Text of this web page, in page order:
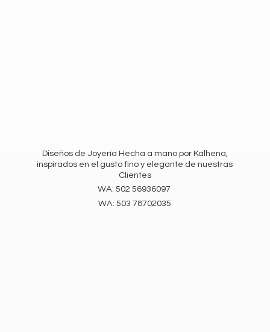
Diseños de Joyería Hecha a mano por Kalhena,
inspirados en el gusto fino y elegante de nuestras
Clientes
WA: 502 56936097
WA:503 78702035